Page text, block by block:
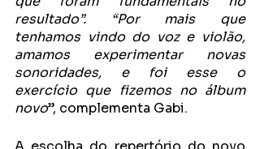
resultado”. “Por mais que
tenhamos vindo do voz e violão,
amamos experimentar novas
sonoridades, e foi esse o
exercício que fizemos no álbum
novo”, complementa Gabi.